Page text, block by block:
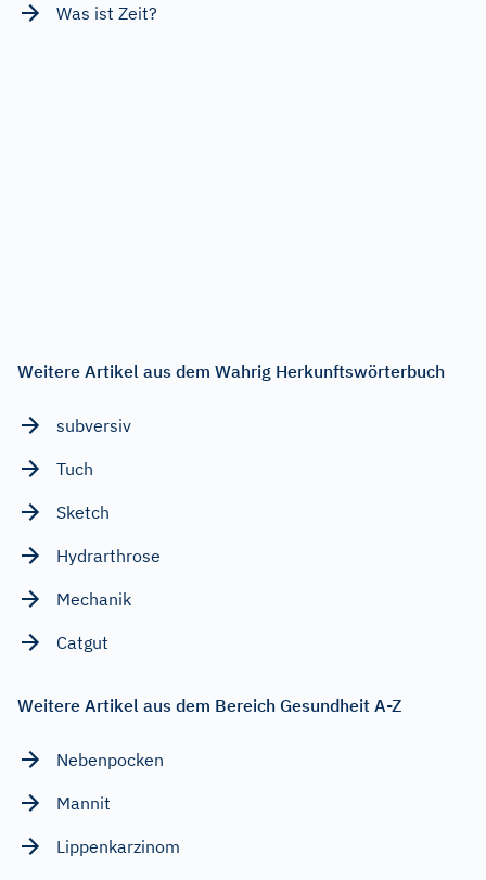
Was ist Zeit?
Weitere Artikel aus dem Wahrig Herkunftswörterbuch
subversiv
Tuch
Sketch
Hydrarthrose
Mechanik
Catgut
Weitere Artikel aus dem Bereich Gesundheit A-Z
Nebenpocken
Mannit
Lippenkarzinom